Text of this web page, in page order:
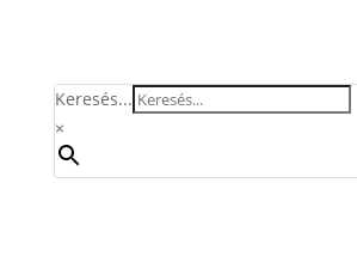
Keresés...
×